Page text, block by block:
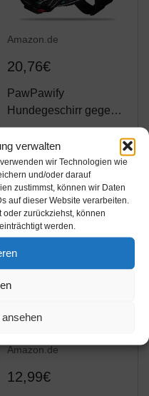
verwalten
wir Technologien wie
und/oder darauf
zustimmst, können wir Daten
auf dieser Website verarbeiten.
zurückziehst, können
werden.
Amazon.de
20,76€
PawPawify
Hundegeschirr gegen
Ziehen, mit
personalisierbarem
Namen und
Telefonnummer,
strapazierfähig,
verhindert Zerren,
Ziehen oder Würgen,
Amazon / Ebay
Produkt ansehen*
Amazon.de
12,99€